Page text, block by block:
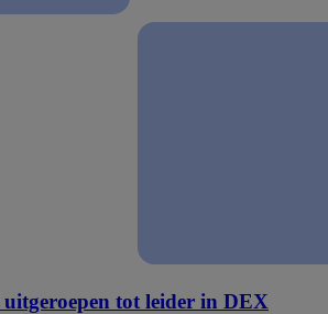
uitgeroepen tot leider in DEX